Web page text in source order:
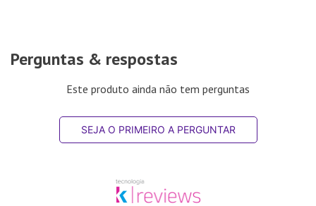
Perguntas & respostas
Este produto ainda não tem perguntas
SEJA O PRIMEIRO A PERGUNTAR